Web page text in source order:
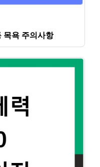
목욕 주의사항